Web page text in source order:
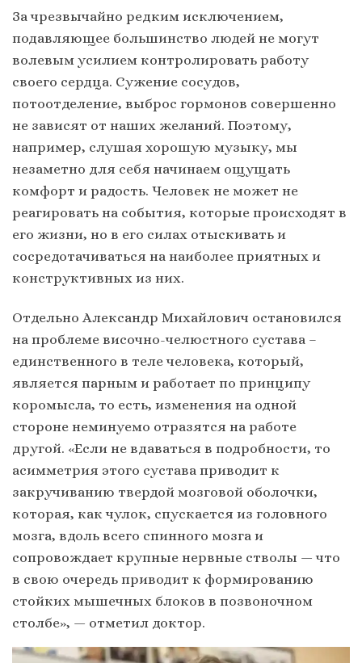
За чрезвычайно редким исключением,
подавляющее большинство людей не могут
волевым усилием контролировать работу
своего сердца. Сужение сосудов,
потоотделение, выброс гормонов совершенно
не зависят от наших желаний. Поэтому,
например, слушая хорошую музыку, мы
незаметно для себя начинаем ощущать
комфорт и радость. Человек не может не
реагировать на события, которые происходят в
его жизни, но в его силах отыскивать и
сосредотачиваться на наиболее приятных и
конструктивных из них.
Отдельно Александр Михайлович остановился
на проблеме височно-челюстного сустава –
единственного в теле человека, который,
является парным и работает по принципу
коромысла, то есть, изменения на одной
стороне неминуемо отразятся на работе
другой. «Если не вдаваться в подробности, то
асимметрия этого сустава приводит к
закручиванию твердой мозговой оболочки,
которая, как чулок, спускается из головного
мозга, вдоль всего спинного мозга и
сопровождает крупные нервные стволы — что
в свою очередь приводит к формированию
стойких мышечных блоков в позвоночном
столбе», — отметил доктор.